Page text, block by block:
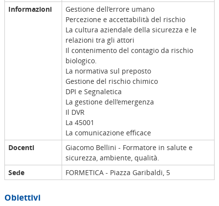
Informazioni
Gestione dell’errore umano
Percezione e accettabilità del rischio
La cultura aziendale della sicurezza e le
relazioni tra gli attori
Il contenimento del contagio da rischio
biologico.
La normativa sul preposto
Gestione del rischio chimico
DPI e Segnaletica
La gestione dell’emergenza
Il DVR
La 45001
La comunicazione efficace
Docenti
Giacomo Bellini - Formatore in salute e
sicurezza, ambiente, qualità.
Sede
FORMETICA - Piazza Garibaldi, 5
Obiettivi